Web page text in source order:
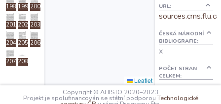
198 199 200
201 202 203
204 205 206
207 208
Leaflet
URL:
ČESKÁ NÁRODNÍ
BIBLIOGRAFIE:
x
POČET STRAN
CELKEM:
36
Copyright © AHISTO 2020–2023
Projekt je spolufinancován se státní podporouTechnologické